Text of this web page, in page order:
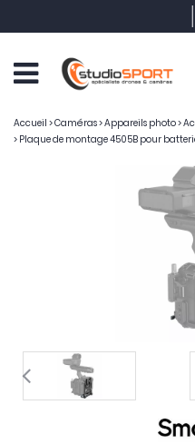
Accueil >Caméras>Appareils photo>
> Plaque de montage 4505B pour